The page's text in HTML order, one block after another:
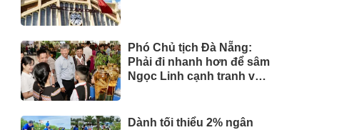
Phó Chủ tịch Đà Nẵng:
Phải đi nhanh hơn để sâm
Ngọc Linh cạnh tranh với
Dành tối thiểu 2% ngân